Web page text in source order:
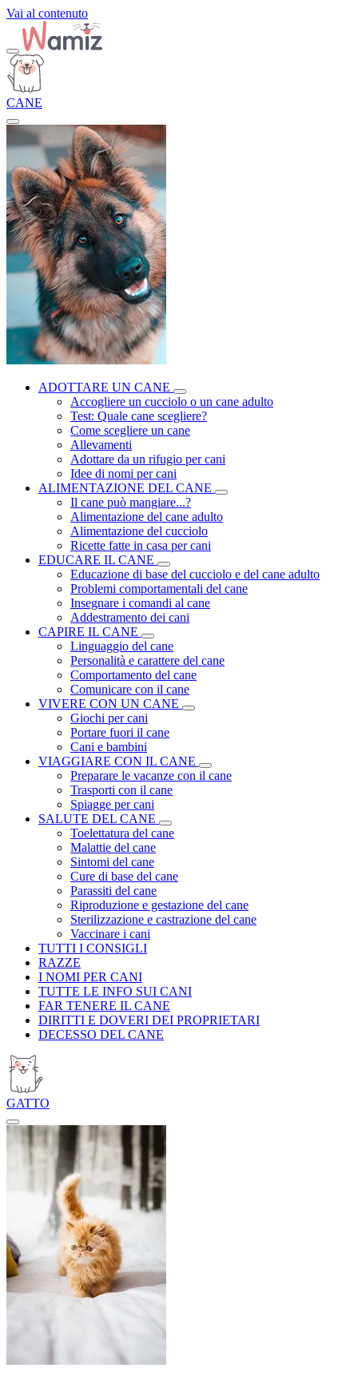
Vai al contenuto
CANE
ADOTTARE UN CANE
Accogliere un cucciolo o un cane adulto
Test: Quale cane scegliere?
Come scegliere un cane
Allevamenti
Adottare da un rifugio per cani
Idee di nomi per cani
ALIMENTAZIONE DEL CANE
Il cane può mangiare...?
Alimentazione del cane adulto
Alimentazione del cucciolo
Ricette fatte in casa per cani
EDUCARE IL CANE
Educazione di base del cucciolo e del cane adulto
Problemi comportamentali del cane
Insegnare i comandi al cane
Addestramento dei cani
CAPIRE IL CANE
Linguaggio del cane
Personalità e carattere del cane
Comportamento del cane
Comunicare con il cane
VIVERE CON UN CANE
Giochi per cani
Portare fuori il cane
Cani e bambini
VIAGGIARE CON IL CANE
Preparare le vacanze con il cane
Trasporti con il cane
Spiagge per cani
SALUTE DEL CANE
Toelettatura del cane
Malattie del cane
Sintomi del cane
Cure di base del cane
Parassiti del cane
Riproduzione e gestazione del cane
Sterilizzazione e castrazione del cane
Vaccinare i cani
TUTTI I CONSIGLI
RAZZE
I NOMI PER CANI
TUTTE LE INFO SUI CANI
FAR TENERE IL CANE
DIRITTI E DOVERI DEI PROPRIETARI
DECESSO DEL CANE
GATTO